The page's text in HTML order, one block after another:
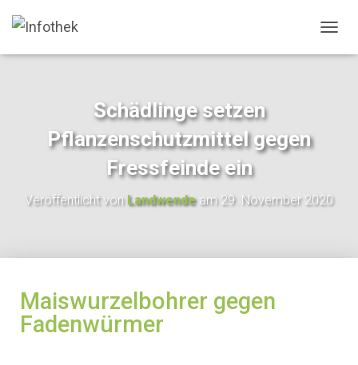
A
M
Schädlinge setzen
Pflanzenschutzmittel gegen
Fressfeinde ein
Veröffentlicht vonLandwendeam29. November 2020
Maiswurzelbohrer gegen
Fadenwürmer